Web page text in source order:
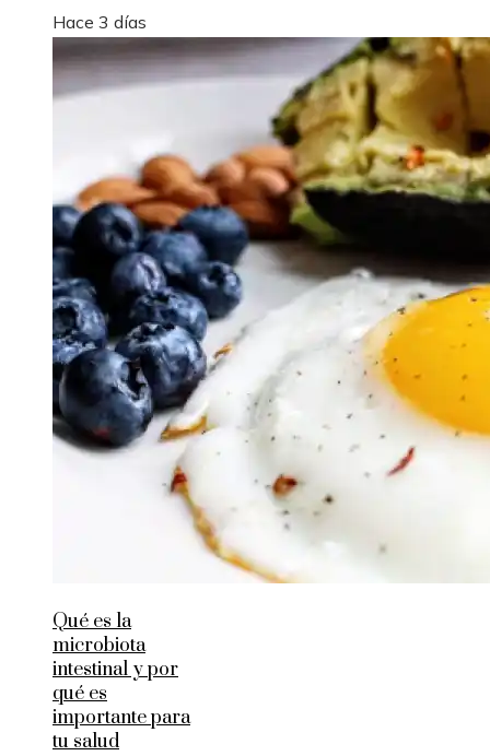
Hace 3 días
Qué es la
microbiota
intestinal y por
qué es
importante para
tu salud